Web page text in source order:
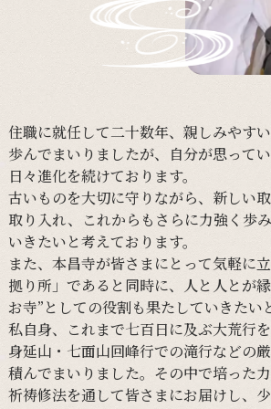
住職に就任して二十数年、 親しみやすい
歩んでまいりましたが、 自分が思って
日々進化を続けております。
古いものを大切に守りながら、 新しい
取り入れ、
これからも さらに力強く 歩
いきたいと考えております。
また、 本昌寺が皆さまにとって気軽に
拠り所」であると同時に、 人と 人とが
お寺”と しての役割も果たしていきたい
私自身、
これまで七百日に及ぶ大荒行を
身延山・ 七面山回峰行での滝行などの
積んでまいりました。 その中で培った
祈祷修法を通して皆さまにお届けし、